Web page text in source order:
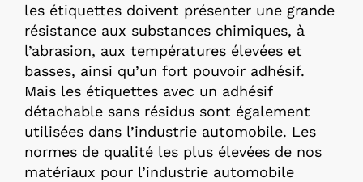
les étiquettes doivent présenter une grande
résistance aux substances chimiques, à
l’abrasion, aux températures élevées et
basses, ainsi qu’un fort pouvoir adhésif.
Mais les étiquettes avec un adhésif
détachable sans résidus sont également
utilisées dans l’industrie automobile. Les
normes de qualité les plus élevées de nos
matériaux pour l’industrie automobile